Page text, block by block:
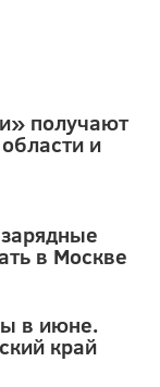
получают
и
в Москве
в июне.
край